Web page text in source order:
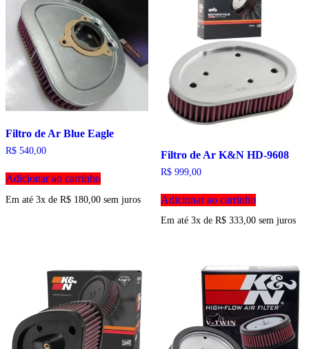
Filtro de Ar Blue Eagle
R$ 540,00
Adicionar ao carrinho
Em até 3x de R$ 180,00 sem juros
Filtro de Ar K&N HD-9608
R$999,00
Adicionar ao carrinho
Em até 3x de R$333,00 sem juros